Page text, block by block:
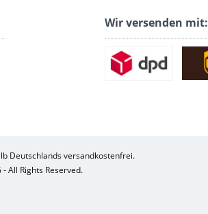
Wir versenden mit:
Deutschlands versandkostenfrei.
All Rights Reserved.